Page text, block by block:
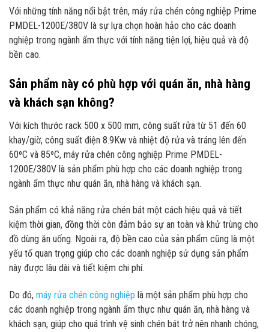
Với những tính năng nổi bật trên, máy rửa chén công nghiệp Prime
PMDEL-1200E/380V là sự lựa chọn hoàn hảo cho các doanh
nghiệp trong ngành ẩm thực với tính năng tiện lợi, hiệu quả và độ
bền cao.
Sản phẩm này có phù hợp với quán ăn, nhà hàng
và khách sạn không?
Với kích thước rack 500 x 500 mm, công suất rửa từ 51 đến 60
khay/giờ, công suất điện 8.9Kw và nhiệt độ rửa và tráng lên đến
60ºC và 85ºC, máy rửa chén công nghiệp Prime PMDEL-
1200E/380V là sản phẩm phù hợp cho các doanh nghiệp trong
ngành ẩm thực như quán ăn, nhà hàng và khách sạn.
Sản phẩm có khả năng rửa chén bát một cách hiệu quả và tiết
kiệm thời gian, đồng thời còn đảm bảo sự an toàn và khử trùng cho
đồ dùng ăn uống. Ngoài ra, độ bền cao của sản phẩm cũng là một
yếu tố quan trọng giúp cho các doanh nghiệp sử dụng sản phẩm
này được lâu dài và tiết kiệm chi phí.
Do đó, máy rửa chén công nghiệp là một sản phẩm phù hợp cho
các doanh nghiệp trong ngành ẩm thực như quán ăn, nhà hàng và
khách sạn, giúp cho quá trình vệ sinh chén bát trở nên nhanh chóng,